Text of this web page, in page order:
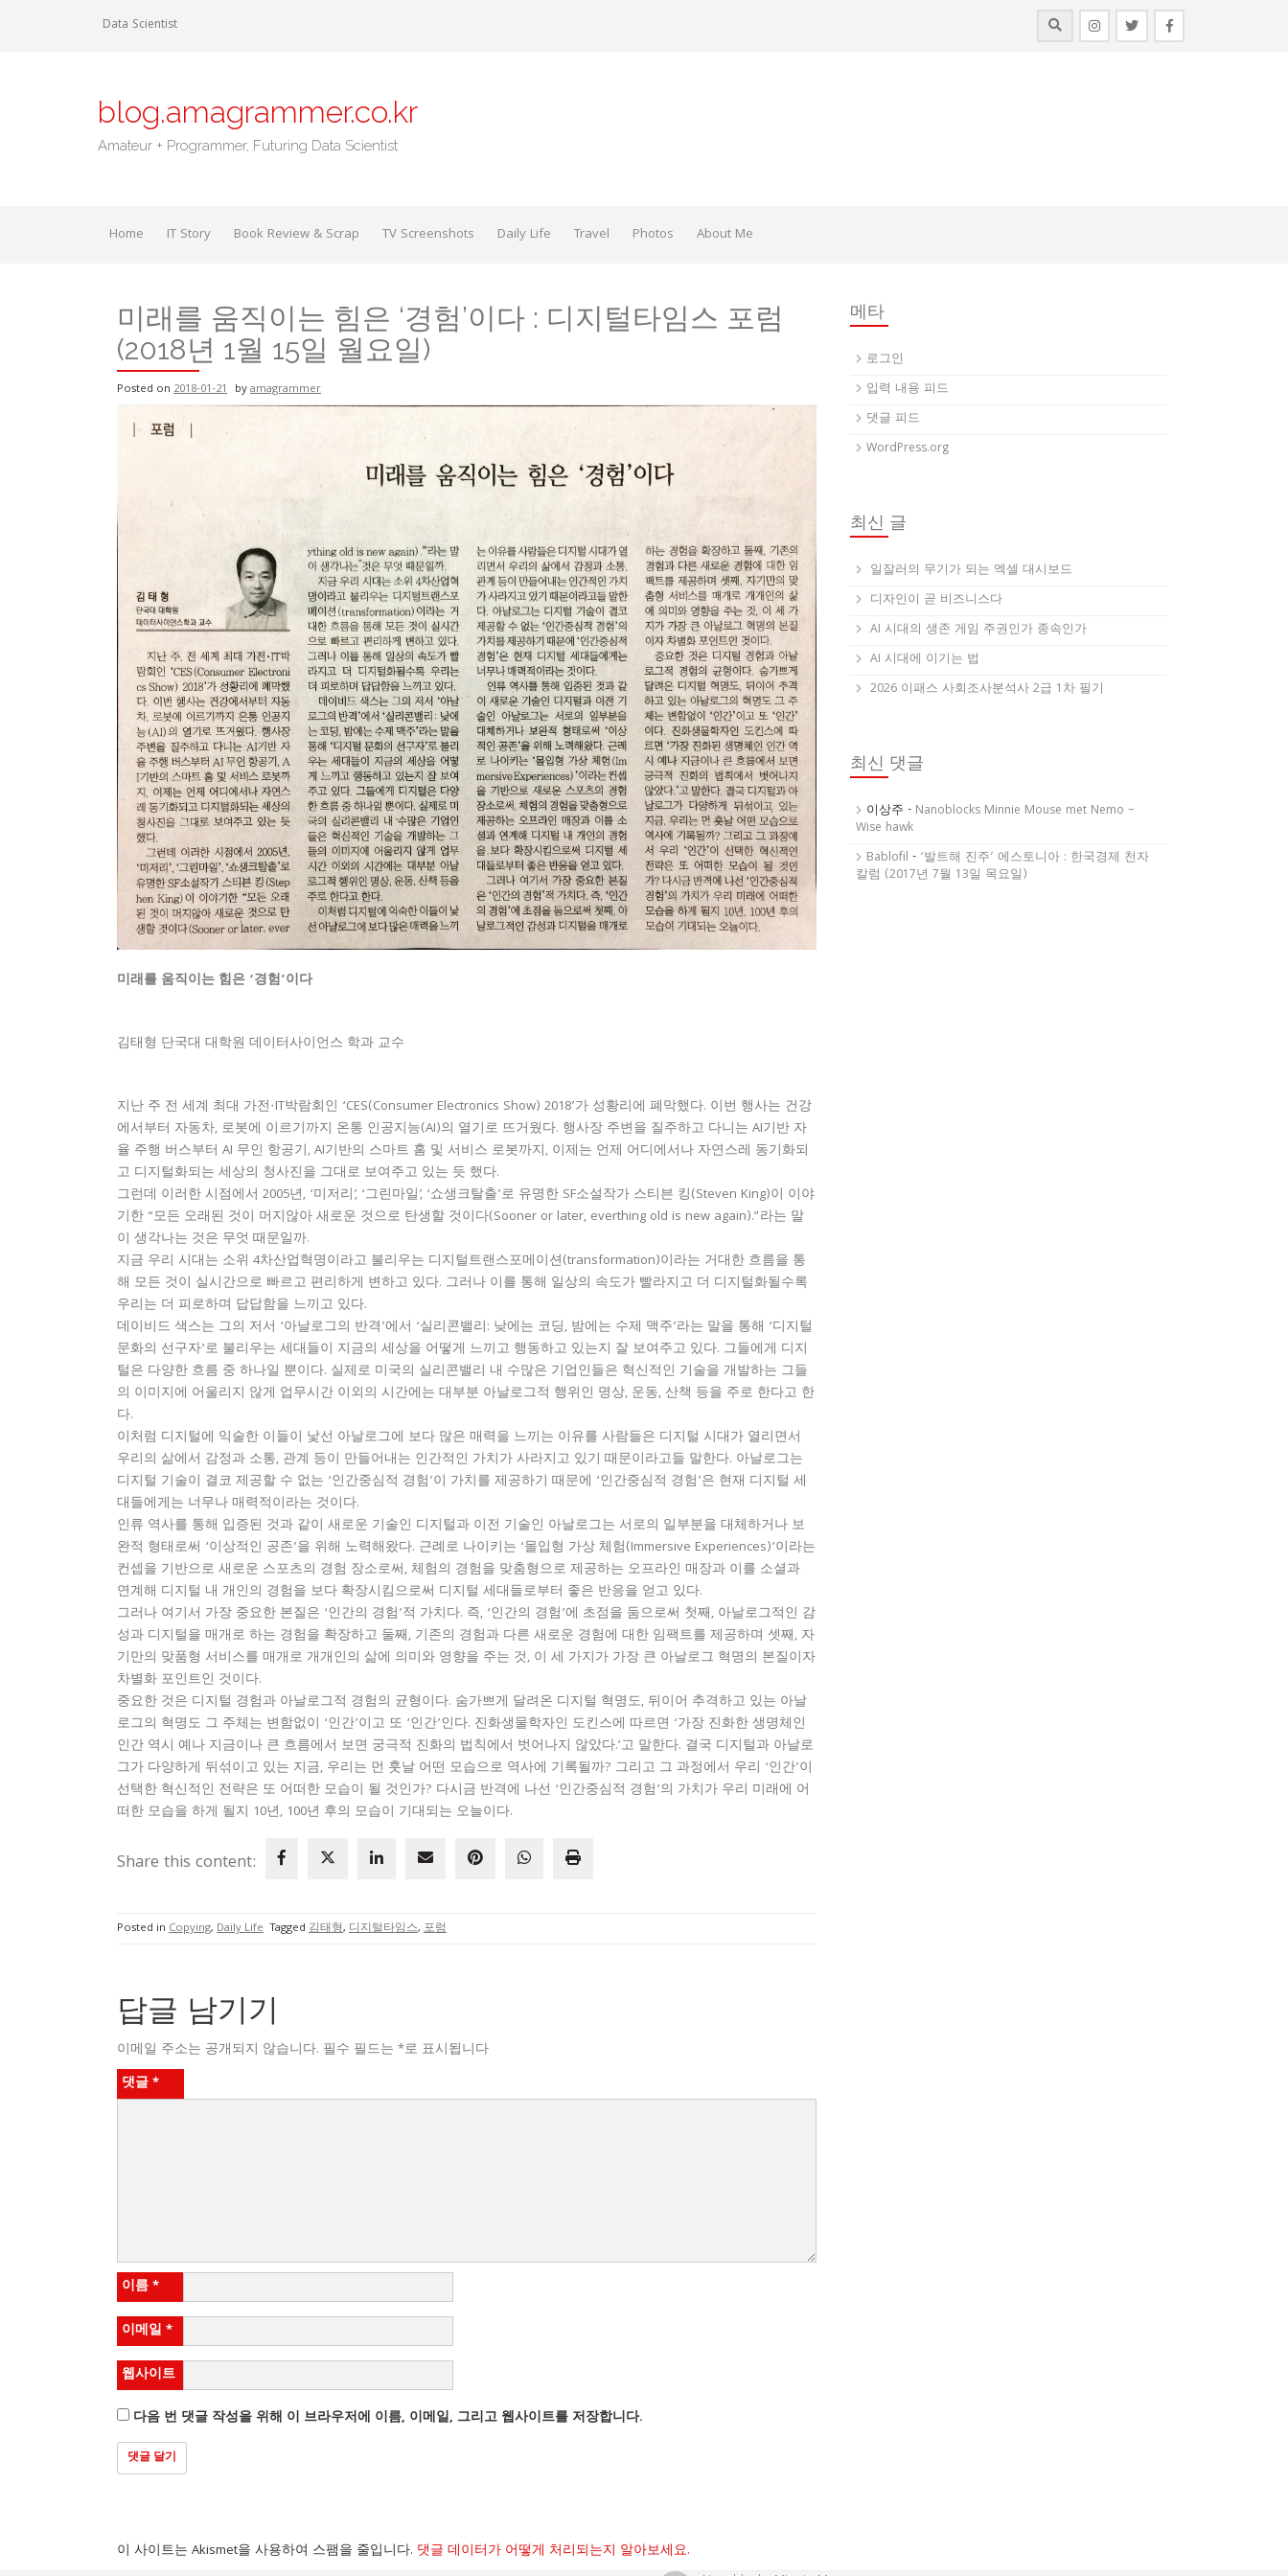
Data Scientist
blog.amagrammer.co.kr
Amateur + Programmer, Futuring Data Scientist
Home IT Story Book Review & Scrap TV Screenshots Daily Life Travel Photos About Me
미래를 움직이는 힘은 ‘경험’이다 : 디지털타임스 포럼
(2018년 1월 15일 월요일)
Posted on 2018-01-21 byamagrammer
미래를 움직이는 힘은 ‘경험’이다
김태형 단국대 대학원 데이터사이언스 학과 교수
지난 주 전 세계 최대 가전·IT박람회인 ‘CES(Consumer Electronics Show) 2018’가 성황리에 폐막했다. 이번 행사는 건강
에서부터 자동차, 로봇에 이르기까지 온통 인공지능(AI)의 열기로 뜨거웠다. 행사장 주변을 질주하고 다니는 AI기반 자
율 주행 버스부터 AI 무인 항공기, AI기반의 스마트 홈 및 서비스 로봇까지, 이제는 언제 어디에서나 자연스레 동기화되
고 디지털화되는 세상의 청사진을 그대로 보여주고 있는 듯 했다.
그런데 이러한 시점에서 2005년, ‘미저리’, ‘그린마일’, ‘쇼생크탈출’로 유명한 SF소설작가 스티븐 킹(Steven King)이 이야
기한 “모든 오래된 것이 머지않아 새로운 것으로 탄생할 것이다(Sooner or later, everthing old is new again).”라는 말
이 생각나는 것은 무엇 때문일까.
지금 우리 시대는 소위 4차산업혁명이라고 불리우는 디지털트랜스포메이션(transformation)이라는 거대한 흐름을 통
해 모든 것이 실시간으로 빠르고 편리하게 변하고 있다. 그러나 이를 통해 일상의 속도가 빨라지고 더 디지털화될수록
우리는 더 피로하며 답답함을 느끼고 있다.
데이비드 색스는 그의 저서 ‘아날로그의 반격’에서 ‘실리콘밸리: 낮에는 코딩, 밤에는 수제 맥주’라는 말을 통해 ‘디지털
문화의 선구자’로 불리우는 세대들이 지금의 세상을 어떻게 느끼고 행동하고 있는지 잘 보여주고 있다. 그들에게 디지
털은 다양한 흐름 중 하나일 뿐이다. 실제로 미국의 실리콘밸리 내 수많은 기업인들은 혁신적인 기술을 개발하는 그들
의 이미지에 어울리지 않게 업무시간 이외의 시간에는 대부분 아날로그적 행위인 명상, 운동, 산책 등을 주로 한다고 한
다.
이처럼 디지털에 익술한 이들이 낯선 아날로그에 보다 많은 매력을 느끼는 이유를 사람들은 디지털 시대가 열리면서
우리의 삶에서 감정과 소통, 관계 등이 만들어내는 인간적인 가치가 사라지고 있기 때문이라고들 말한다. 아날로그는
디지털 기술이 결코 제공할 수 없는 ‘인간중심적 경험’이 가치를 제공하기 때문에 ‘인간중심적 경험’은 현재 디지털 세
대들에게는 너무나 매력적이라는 것이다.
인류 역사를 통해 입증된 것과 같이 새로운 기술인 디지털과 이전 기술인 아날로그는 서로의 일부분을 대체하거나 보
완적 형태로써 ‘이상적인 공존’을 위해 노력해왔다. 근례로 나이키는 ‘몰입형 가상 체험(Immersive Experiences)’이라는
컨셉을 기반으로 새로운 스포츠의 경험 장소로써, 체험의 경험을 맞춤형으로 제공하는 오프라인 매장과 이를 소셜과
연계해 디지털 내 개인의 경험을 보다 확장시킴으로써 디지털 세대들로부터 좋은 반응을 얻고 있다.
그러나 여기서 가장 중요한 본질은 ‘인간의 경험’적 가치다. 즉, ‘인간의 경험’에 초점을 둠으로써 첫째, 아날로그적인 감
성과 디지털을 매개로 하는 경험을 확장하고 둘째, 기존의 경험과 다른 새로운 경험에 대한 임팩트를 제공하며 셋째, 자
기만의 맞품형 서비스를 매개로 개개인의 삶에 의미와 영향을 주는 것, 이 세 가지가 가장 큰 아날로그 혁명의 본질이자
차별화 포인트인 것이다.
중요한 것은 디지털 경험과 아날로그적 경험의 균형이다. 숨가쁘게 달려온 디지털 혁명도, 뒤이어 추격하고 있는 아날
로그의 혁명도 그 주체는 변함없이 ‘인간’이고 또 ‘인간’인다. 진화생물학자인 도킨스에 따르면 ‘가장 진화한 생명체인
인간 역시 예나 지금이나 큰 흐름에서 보면 궁극적 진화의 법칙에서 벗어나지 않았다.’고 말한다. 결국 디지털과 아날로
그가 다양하게 뒤섞이고 있는 지금, 우리는 먼 훗날 어떤 모습으로 역사에 기록될까? 그리고 그 과정에서 우리 ‘인간’이
선택한 혁신적인 전략은 또 어떠한 모습이 될 것인가? 다시금 반격에 나선 ‘인간중심적 경험’의 가치가 우리 미래에 어
떠한 모습을 하게 될지 10년, 100년 후의 모습이 기대되는 오늘이다.
Share this content:
Posted in Copying, Daily Life Tagged 김태형, 디지털타임스, 포럼
답글 남기기
이메일 주소는 공개되지 않습니다. 필수 필드는 *로 표시됩니다
댓글*
이름*
이메일 *
웹사이트
다음 번 댓글 작성을 위해 이 브라우저에 이름, 이메일, 그리고 웹사이트를 저장합니다.
이 사이트는 Akismet을 사용하여 스팸을 줄입니다. 댓글 데이터가 어떻게 처리되는지 알아보세요.
메타
로그인
입력 내용 피드
댓글 피드
WordPress.org
최신 글
일잘러의 무기가 되는 엑셀 대시보드
디자인이 곧 비즈니스다
AI 시대의 생존 게임 주권인가 종속인가
AI 시대에 이기는 법
2026 이패스 사회조사분석사 2급 1차 필기
최신 댓글
이상주 - Nanoblocks Minnie Mouse met Nemo –
Wise hawk
Bablofil - ‘발트해 진주’ 에스토니아 : 한국경제 천자
칼럼 (2017년 7월 13일 목요일)